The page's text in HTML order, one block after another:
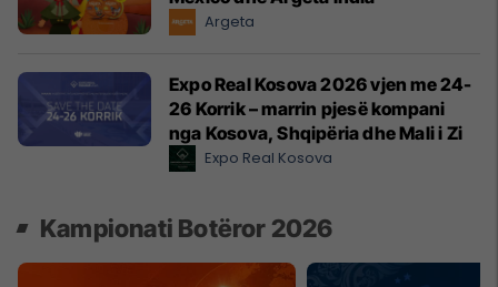
Argeta
Expo Real Kosova 2026 vjen me 24-
26 Korrik – marrin pjesë kompani
nga Kosova, Shqipëria dhe Mali i Zi
Expo Real Kosova
Kampionati Botëror 2026